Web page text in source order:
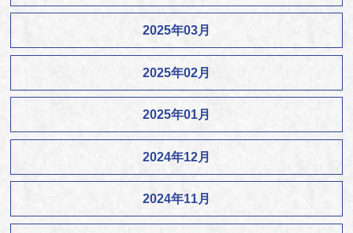
2025年03月
2025年02月
2025年01月
2024年12月
2024年11月